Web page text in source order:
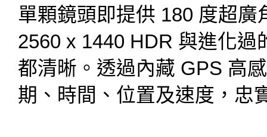
單顆鏡頭即提供 180 度超
2560 x 1440 HDR 與進化
都清晰。透過內藏 GPS 高
期、時間、位置及速度，忠